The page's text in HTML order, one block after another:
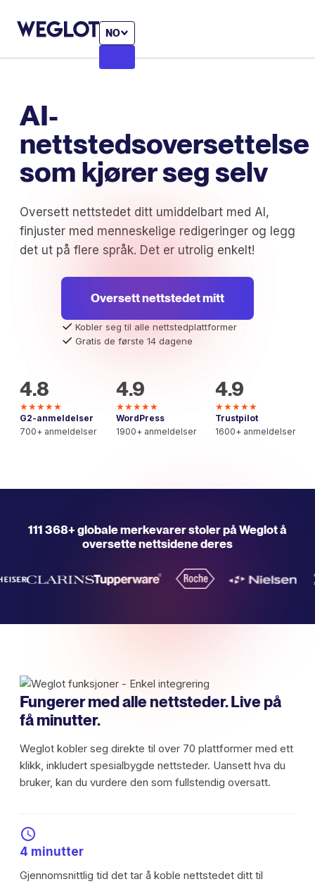
NO
AI-
nettstedsoversettelse
som kjører seg selv
Oversett nettstedet ditt umiddelbart med AI,
finjuster med menneskelige redigeringer og legg
det ut på flere språk. Det er utrolig enkelt!
Oversett nettstedet mitt
Kobler seg til alle nettstedplattformer
Gratis de første 14 dagene
4.8
★★★★★
G2-anmeldelser
700+ anmeldelser
4.9
★★★★★
WordPress
1900+ anmeldelser
4.9
★★★★★
Trustpilot
1600+ anmeldelser
111 368+ globale merkevarer stoler på Weglot å
oversette nettsidene deres
Fungerer med alle nettsteder. Live på
få minutter.
Weglot kobler seg direkte til over 70 plattformer med ett
klikk, inkludert spesialbygde nettsteder. Uansett hva du
bruker, kan du vurdere den som fullstendig oversatt.
4 minutter
Gjennomsnittlig tid det tar å koble nettstedet ditt til